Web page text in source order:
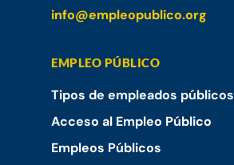
info@empleopublico.org
EMPLEO PÚBLICO
Tipos de empleados públicos
Acceso al Empleo Público
Empleos Públicos